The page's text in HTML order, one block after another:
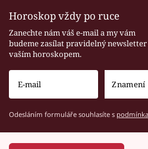
Horoskop vždy po ruce
Zanechte nám váš e-mail a my vám
budeme zasílat pravidelný newsletter
vaším horoskopem.
Odesláním formuláře souhlasíte s